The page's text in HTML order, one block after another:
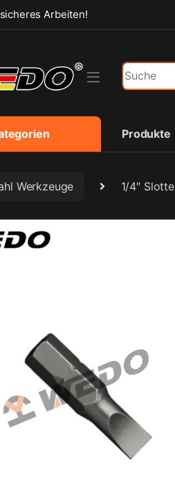
Arbeiten!
Search
Produkte
Werkzeuge 1/4″